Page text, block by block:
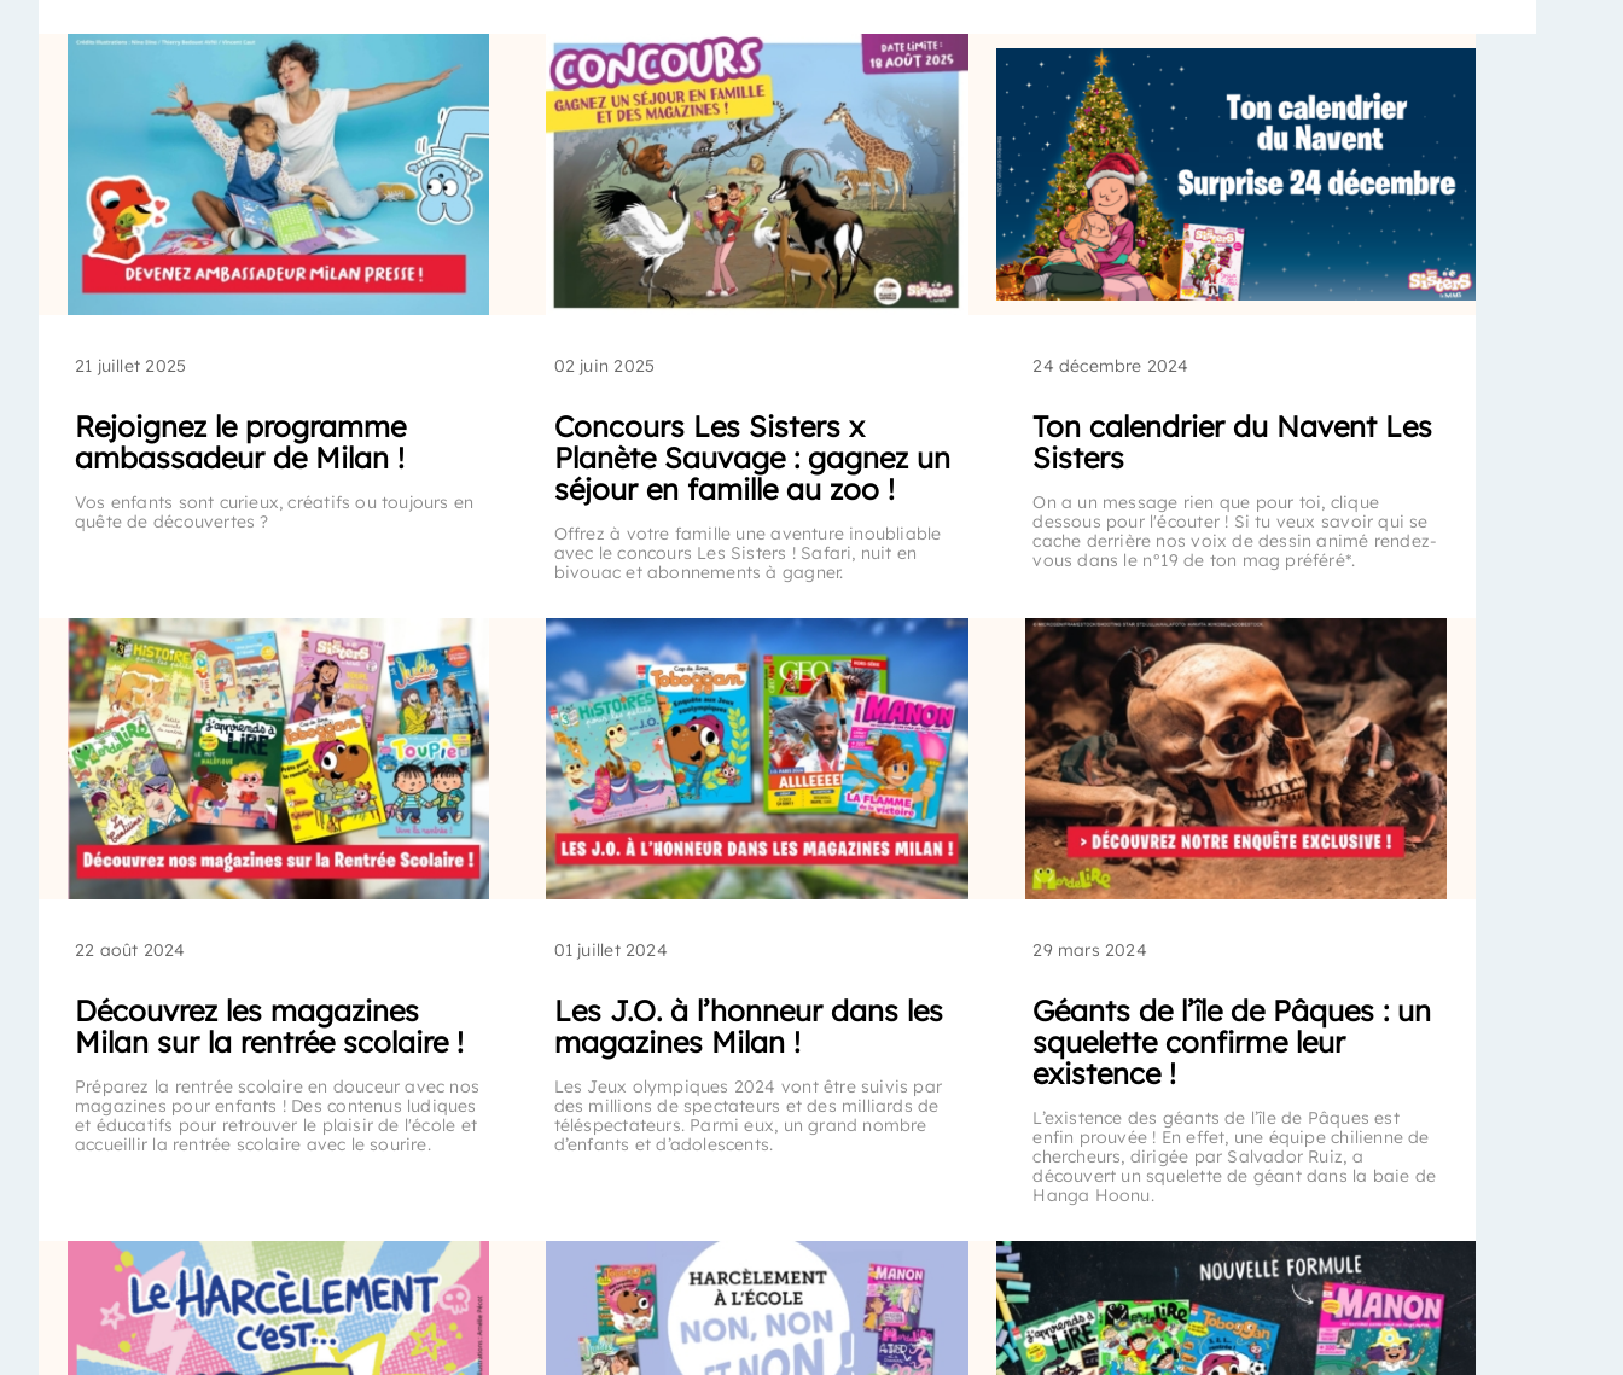
21 juillet 2025
Rejoignez le programme
ambassadeur de Milan !
Vos enfants sont curieux, créatifs ou toujours en
quête de découvertes ?
02 juin 2025
Concours Les Sisters x
Planète Sauvage : gagnez un
séjour en famille au zoo !
Offrez à votre famille une aventure inoubliable
avec le concours Les Sisters ! Safari, nuit en
bivouac et abonnements à gagner.
24 décembre 2024
Ton calendrier du Navent Les
Sisters
On a un message rien que pour toi, clique
dessous pour l'écouter ! Si tu veux savoir qui se
cache derrière nos voix de dessin animé rendez-
vous dans le n°19 de ton mag préféré*.
22 août 2024
Découvrez les magazines
Milan sur la rentrée scolaire !
Préparez la rentrée scolaire en douceur avec nos
magazines pour enfants ! Des contenus ludiques
et éducatifs pour retrouver le plaisir de l'école et
accueillir la rentrée scolaire avec le sourire.
01 juillet 2024
Les J.O. à l’honneur dans les
magazines Milan !
Les Jeux olympiques 2024 vont être suivis par
des millions de spectateurs et des milliards de
téléspectateurs. Parmi eux, un grand nombre
d’enfants et d’adolescents.
29 mars 2024
Géants de l’île de Pâques : un
squelette confirme leur
existence !
L’existence des géants de l’île de Pâques est
enfin prouvée ! En effet, une équipe chilienne de
chercheurs, dirigée par Salvador Ruiz, a
découvert un squelette de géant dans la baie de
Hanga Hoonu.